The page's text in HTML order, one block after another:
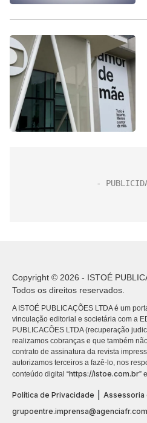
Copyright © 2026 - ISTOÉ
Todos os direitos reservados.
A ISTOÉ PUBLICAÇÕES LTDA é um
vinculação editorial e societária com a
PUBLICACÕES LTDA (recuperação
realizamos cobranças e que também
contrato de assinatura da revista
autorizamos terceiros a fazê-lo, nos
conteúdo digital “https://istoe.com.br”
Política de Privacidade
Assessoria